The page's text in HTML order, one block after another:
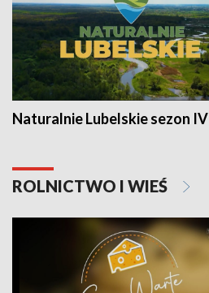
Naturalnie Lubelskie sezon IV
ROLNICTWO I WIEŚ